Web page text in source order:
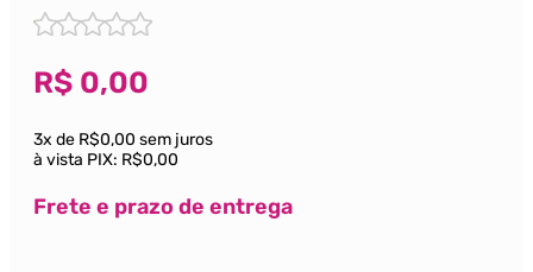
R$ 0,00
3x de R$0,00 sem juros
à vista PIX: R$0,00
Frete e prazo de entrega